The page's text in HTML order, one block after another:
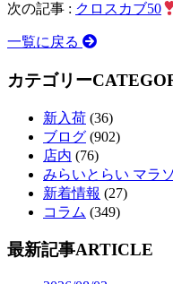
次の記事 : クロスカブ50
一覧に戻る
カテゴリー
新入荷 (36)
ブログ (902)
店内 (76)
みらいとらい マラ
新着情報 (27)
コラム (349)
最新記事ARTICLE